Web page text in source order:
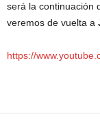
será la continuación
veremos de vuelta a
https://